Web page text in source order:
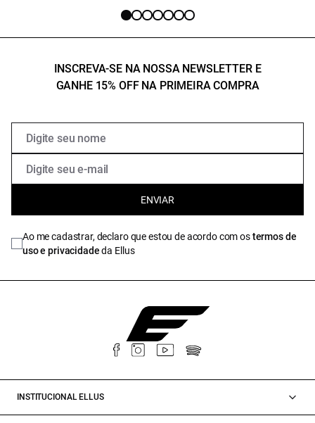
INSCREVA-SE NA NOSSA NEWSLETTER E
GANHE 15% OFF NA PRIMEIRA COMPRA
ENVIAR
Ao me cadastrar, declaro que estou de acordo com ostermos de
uso e privacidadeda Ellus
INSTITUCIONAL ELLUS